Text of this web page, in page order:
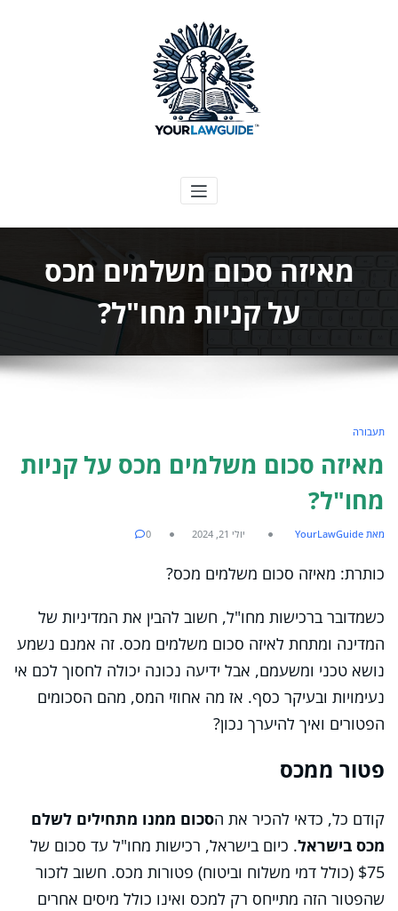
המדריך המשפטי שלך
מאיזה סכום משלמים מכס
על קניות מחו"ל?
תעבורה
מאיזה סכום משלמים מכס על קניות
מחו"ל?
מאת YourLawGuide יולי 21, 2024 0
כותרת: מאיזה סכום משלמים מכס?
כשמדובר ברכישות מחו"ל, חשוב להבין את המדיניות של
המדינה ומתחת לאיזה סכום משלמים מכס. זה אמנם נשמע
נושא טכני ומשעמם, אבל ידיעה נכונה יכולה לחסוך לכם אי
נעימויות ובעיקר כסף. אז מה אחוזי המס, מהם הסכומים
הפטורים ואיך להיערך נכון?
פטור ממכס
קודם כל, כדאי להכיר את הסכום ממנו מתחילים לשלם
מכס בישראל. כיום בישראל, רכישות מחו"ל עד סכום של
$75 (כולל דמי משלוח וביטוח) פטורות מכס. חשוב לזכור
שהפטור הזה מתייחס רק למכס ואינו כולל מיסים אחרים